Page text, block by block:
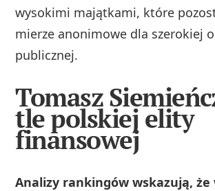
wysokimi majątkami, które
mierze anonimowe dla szerokiej
publicznej.
Tomasz
tle polskiej elity
finansowej
Analizy rankingów wskazują, że